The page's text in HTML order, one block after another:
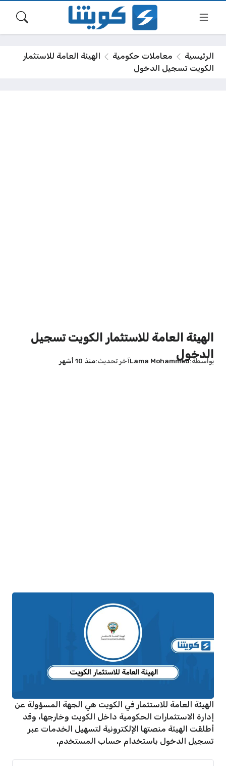
الرئيسية معاملات حكومية
الهيئة العامة للاستثمار
الكويت تسجيل الدخول
الهيئة العامة للاستثمار الكويت تسجيل
الدخول
بواسطة Lama Mohammedآخر تحديث منذ 10 أشهر
الهيئة العامة للاستثمار في الكويت هي الجهة المسؤولة عن
إدارة الاستثمارات الحكومية داخل الكويت وخارجها، وقد
أطلقت الهيئة منصتها الإلكترونية لتسهيل الخدمات عبر
تسجيل الدخول باستخدام حساب المستخدم.